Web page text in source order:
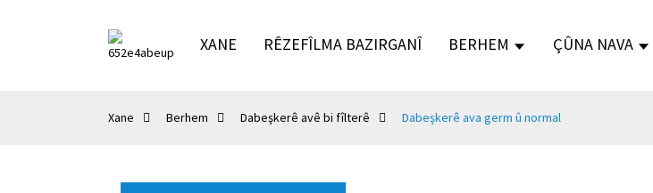
XANE RÊZEFÎLMA BAZIRGANÎ BERHEM ÇÛNA NAVA
Xane Berhem Dabeşkerê avê bi fîlterê Dabeşkerê ava germ û normal